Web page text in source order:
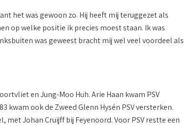
het was gewoon zo. Hij heeft mij teruggezet als
op welke positie ik precies moest staan. Ik was
was geweest bracht mij wel veel voordeel als
en Jung-Moo Huh. Arie Haan kwam PSV
kwam ook de Zweed Glenn Hysén PSV versterken.
Johan Cruijff bij Feyenoord. Voor PSV restte een